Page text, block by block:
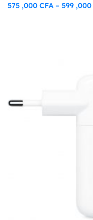
575 ,000 CFA – 599 ,000
Plage